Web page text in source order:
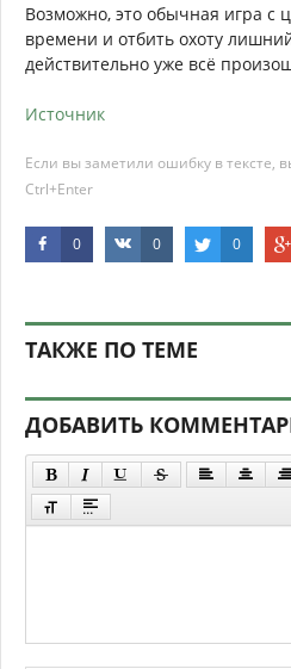
Возможно, это обычная игра с
времени и отбить охоту
действительно уже всё
Источник
Если вы заметили ошибку в тексте,
Ctrl+Enter
0 0 0
ТАКЖЕ ПО ТЕМЕ
ДОБАВИТЬ